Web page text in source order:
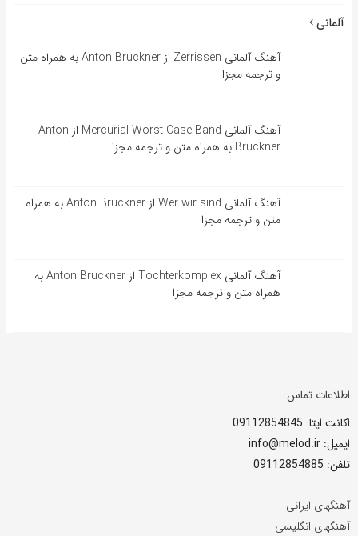
آلمانی
آهنگ آلمانی Zerrissen از Anton Bruckner به همراه متن
و ترجمه مجزا
آهنگ آلمانی Mercurial Worst Case Band از Anton
Bruckner به همراه متن و ترجمه مجزا
آهنگ آلمانی Wer wir sind از Anton Bruckner به همراه
متن و ترجمه مجزا
آهنگ آلمانی Tochterkomplex از Anton Bruckner به
همراه متن و ترجمه مجزا
اطلاعات تماس:
اکانت ایتا: 09112854845
ایمیل: info@melod.ir
تلفن: 09112854885
آهنگهای ایرانی
آهنگهای انگلیسی